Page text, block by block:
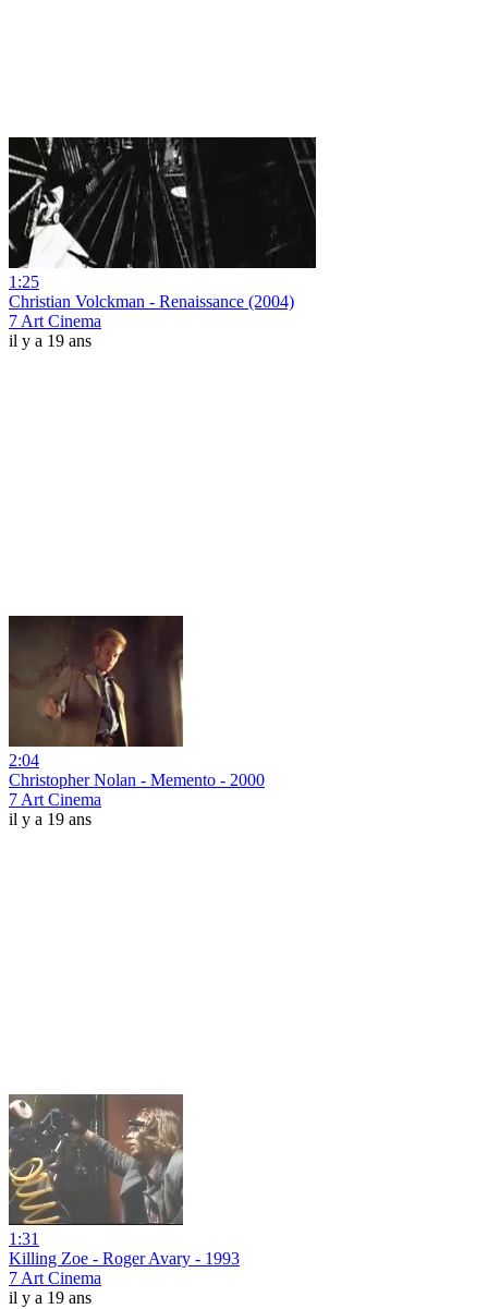
1:25
Christian Volckman - Renaissance (2004)
7 Art Cinema
il y a 19 ans
2:04
Christopher Nolan - Memento - 2000
7 Art Cinema
il y a 19 ans
1:31
Killing Zoe - Roger Avary - 1993
7 Art Cinema
il y a 19 ans